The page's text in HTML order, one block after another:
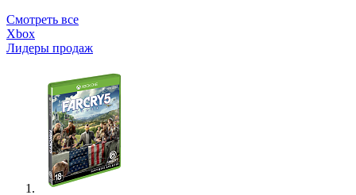
Смотреть все
Xbox
Лидеры продаж